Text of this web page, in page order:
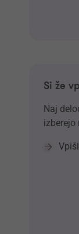
Si že
Naj
izberejo